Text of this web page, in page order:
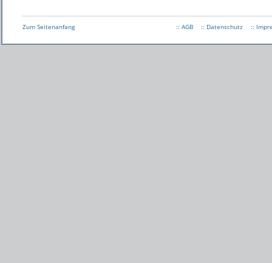
Zum Seitenanfang :: AGB :: Datenschutz ::